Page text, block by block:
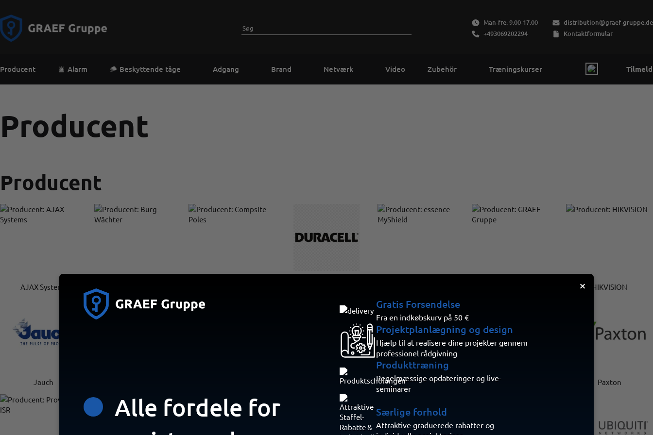
Man-fre: 9:00-17:00
+493069202294
distribution@graef-gruppe.de
Kontaktformular
Producent Alarm Beskyttende tåge Adgang Brand Netværk Video Zubehör Træningskurser Tilmeld
Producent
Producent
AJAX Systems HIKVISION
Jauch NVT Phybridge Omada by tp-Link Paxton
×
Alle fordele for
Gratis Forsendelse
Fra en indkøbskurv på 50 €
Projektplanlægning og design
Hjælp til at realisere dine projekter gennem
professionel rådgivning
Produkttræning
Regelmæssige opdateringer og live-
seminarer
Særlige forhold
Attraktive graduerede rabatter og